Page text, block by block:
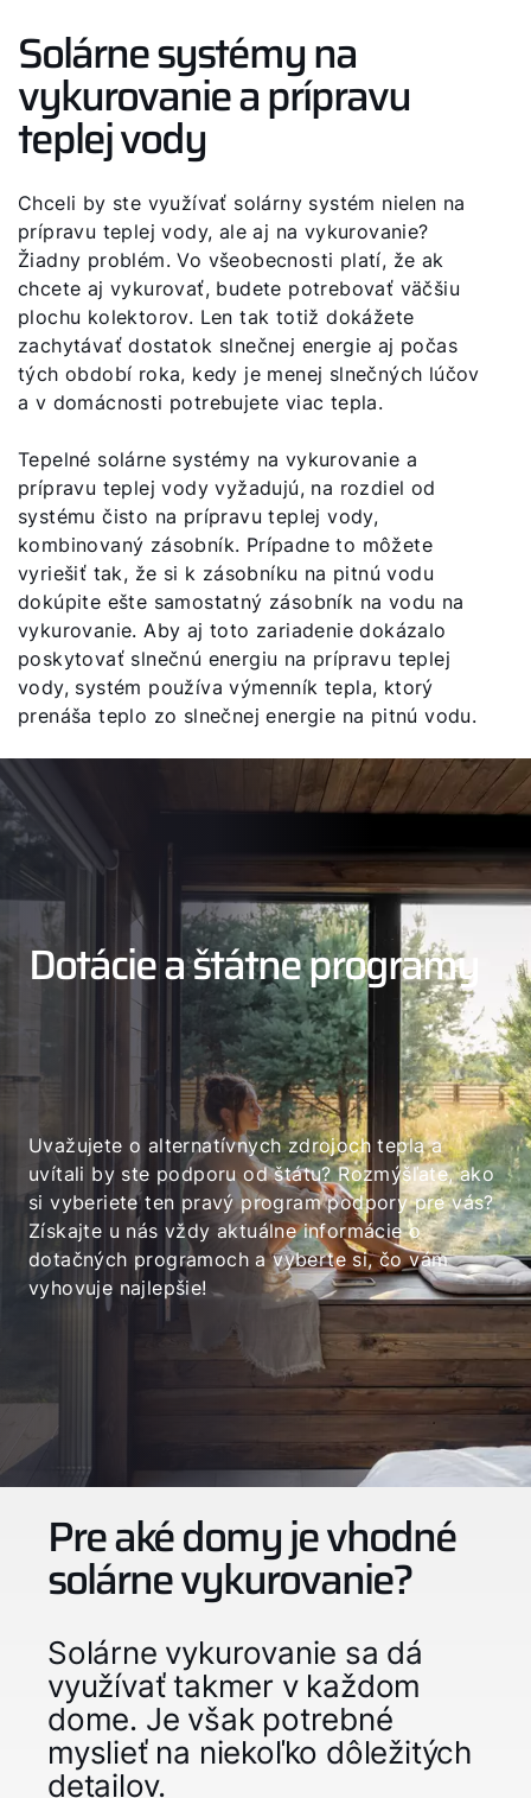
Solárne systémy na
vykurovanie a prípravu
teplej vody
Chceli by ste využívať solárny systém nielen na
prípravu teplej vody, ale aj na vykurovanie?
Žiadny problém. Vo všeobecnosti platí, že ak
chcete aj vykurovať, budete potrebovať väčšiu
plochu kolektorov. Len tak totiž dokážete
zachytávať dostatok slnečnej energie aj počas
tých období roka, kedy je menej slnečných lúčov
a v domácnosti potrebujete viac tepla.
Tepelné solárne systémy na vykurovanie a
prípravu teplej vody vyžadujú, na rozdiel od
systému čisto na prípravu teplej vody,
kombinovaný zásobník. Prípadne to môžete
vyriešiť tak, že si k zásobníku na pitnú vodu
dokúpite ešte samostatný zásobník na vodu na
vykurovanie. Aby aj toto zariadenie dokázalo
poskytovať slnečnú energiu na prípravu teplej
vody, systém používa výmenník tepla, ktorý
prenáša teplo zo slnečnej energie na pitnú vodu.
Dotácie a štátne programy
Uvažujete o alternatívnych zdrojoch tepla a
uvítali by ste podporu od štátu? Rozmýšľate, ako
si vyberiete ten pravý program podpory pre vás?
Získajte u nás vždy aktuálne informácie o
dotačných programoch a vyberte si, čo vám
vyhovuje najlepšie!
Pre aké domy je vhodné
solárne vykurovanie?
Solárne vykurovanie sa dá
využívať takmer v každom
dome. Je však potrebné
myslieť na niekoľko dôležitých
detailov.